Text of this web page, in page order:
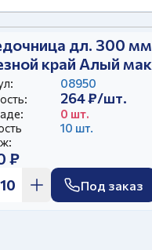
дл. 300 мм
край Алый мак
08950
264 ₽/шт.
0 шт.
10 шт.
₽
Под заказ